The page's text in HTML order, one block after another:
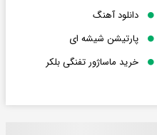
دانلود آهنگ
پارتیشن شیشه ای
خرید ماساژور تفنگی بلکر